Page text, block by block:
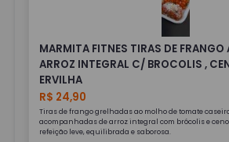
MARMITA FITNES TIRAS DE FRANGO
ARROZ INTEGRAL C/ BROCOLIS ,
ERVILHA
R$ 24,90
Tiras de frango grelhadas ao molho de tomate
acompanhadas de arroz integral com brócolis e
refeição leve, equilibrada e saborosa.